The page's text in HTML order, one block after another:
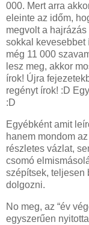
000. Mert arra
eleinte az időm,
megvolt a
sokkal kevesebbet
még 11 000
lesz meg, akkor
írok! Újra
regényt írok! :D
:D
Egyébként amit
hanem mondom
részletes vázlat,
csomó
szépítsek, teljesen
dolgozni.
No meg, az “év
egyszerűen